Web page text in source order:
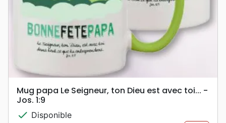
Mug papa Le Seigneur, ton Dieu est avec toi... -
Jos. 1:9
check Disponible